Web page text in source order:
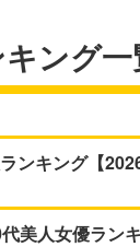
ング
ンキング【
美人女優ラン